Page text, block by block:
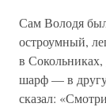
Сам Володя
остроумный,
в
шарф — в
сказал: